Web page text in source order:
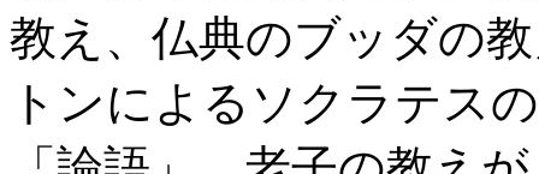
教え、仏典のブッダの
トンによるソクラテス